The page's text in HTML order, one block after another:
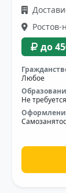
до
Любое
Не требуется